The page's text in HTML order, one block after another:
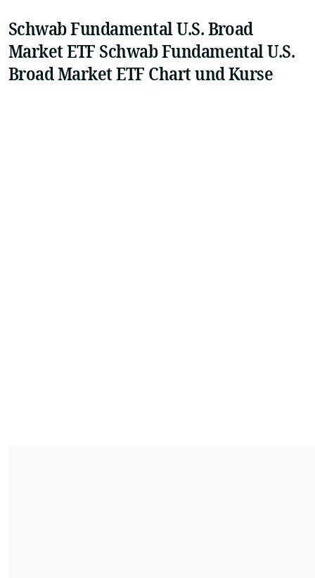
Schwab Fundamental U.S. Broad
Market ETF Schwab Fundamental U.S.
Broad Market ETF Chart und Kurse